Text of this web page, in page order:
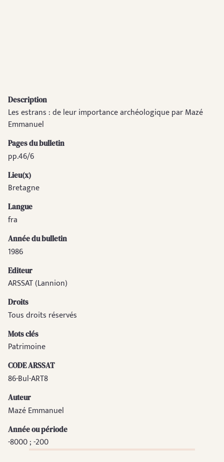
Description
Les estrans : de leur importance archéologique par Mazé
Emmanuel
Pages du bulletin
pp.46/6
Lieu(x)
Bretagne
Langue
fra
Année du bulletin
1986
Editeur
ARSSAT (Lannion)
Droits
Tous droits réservés
Mots clés
Patrimoine
CODE ARSSAT
86-Bul-ART8
Auteur
Mazé Emmanuel
Année ou période
-8000 ; -200